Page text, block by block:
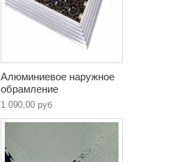
Алюминиевое наружное
обрамление
1 090,00 руб